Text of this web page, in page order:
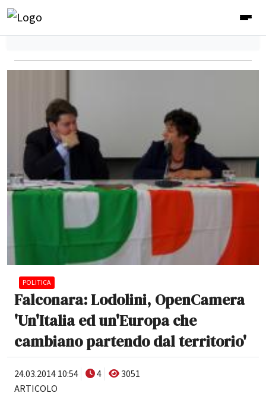
POLITICA
Falconara: Lodolini, OpenCamera
'Un'Italia ed un'Europa che
cambiano partendo dal territorio'
24.03.2014 10:54 4
3051
ARTICOLO